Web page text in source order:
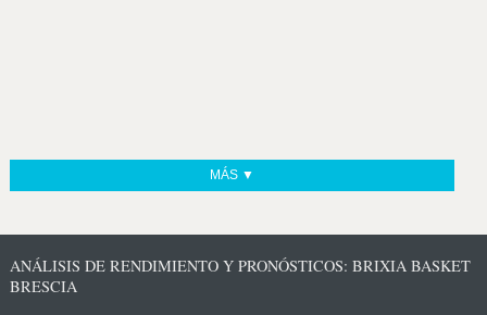
MÁS ▼
ANÁLISIS DE RENDIMIENTO Y PRONÓSTICOS: BRIXIA BASKET
BRESCIA